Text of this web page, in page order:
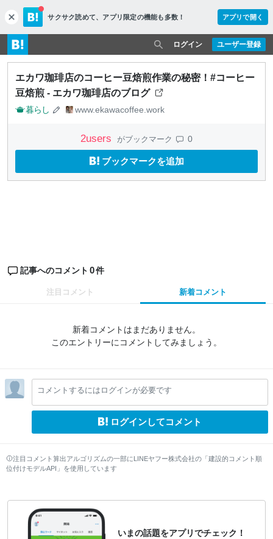
c
l
o
s
e
サクサク読めて、 アプリ限定の機能も多数！ アプリで開く
ユーザー登録
ログイン
エカワ珈琲店のコーヒー豆焙煎作業の秘密！#コーヒー
豆焙煎 - エカワ珈琲店のブログ
暮らし www.ekawacoffee.work
2users がブックマーク 0
ブックマークを追加
記事へのコメント 0件
注目コメント 新着コメント
新着コメントはまだありません。
このエントリーにコメントしてみましょう。
コメントするにはログインが必要です
ログインしてコメント
注目コメント算出アルゴリズムの一部にLINEヤフー株式会社の「建設的コメント順
位付けモデルAPI」を使用しています
いまの話題をアプリでチェック！